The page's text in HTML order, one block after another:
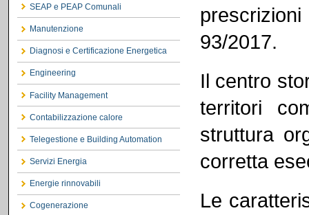
SEAP e PEAP Comunali
Manutenzione
Diagnosi e Certificazione Energetica
Engineering
Facility Management
Contabilizzazione calore
Telegestione e Building Automation
Servizi Energia
Energie rinnovabili
Cogenerazione
93/2017.
Il centro
territori
struttura
corretta
Le